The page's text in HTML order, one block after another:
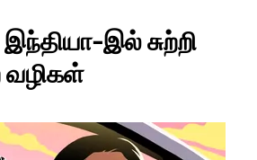
இல் சுற்றி
வழிகள்